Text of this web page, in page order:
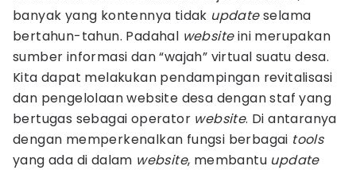
banyak yang kontennya tidak updateselama
bertahun-tahun. Padahal websiteini merupakan
sumber informasi dan “wajah” virtual suatu desa.
Kita dapat melakukan pendampingan revitalisasi
dan pengelolaan website desa dengan staf yang
bertugas sebagai operator website. Di antaranya
dengan memperkenalkan fungsi berbagai tools
yang ada di dalam website, membantu update